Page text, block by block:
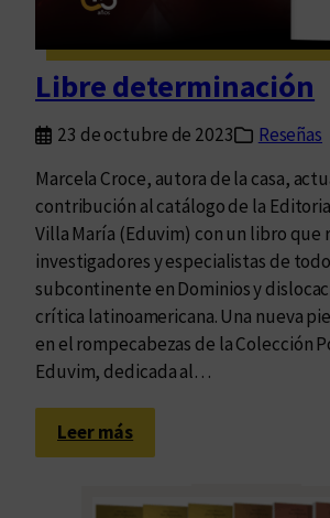
p
a
r
a
a
C
o
m
u
n
i
c
a
c
t
a
l
a
v
i
d
a
Libre determinación
23 de octubre de 2023
Reseñas
Marcela Croce, autora de la casa,
contribución al catálogo de la
Villa María (Eduvim) con un libro que
investigadores y especialistas de
subcontinente en Dominios y
crítica latinoamericana. Una nueva
en el rompecabezas de la Colección
Eduvim, dedicada al…
Leer más:
L